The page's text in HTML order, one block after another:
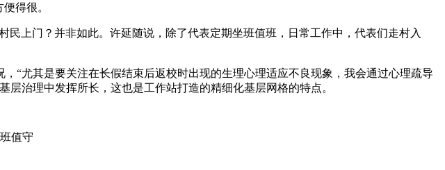
得很。
上门？并非如此。许延随说，除了代表定期坐班值班，日常工作中，代表们走村入
尤其是要关注在长假结束后返校时出现的生理心理适应不良现象，我会通过心理疏导
治理中发挥所长，这也是工作站打造的精细化基层网格的特点。
值守